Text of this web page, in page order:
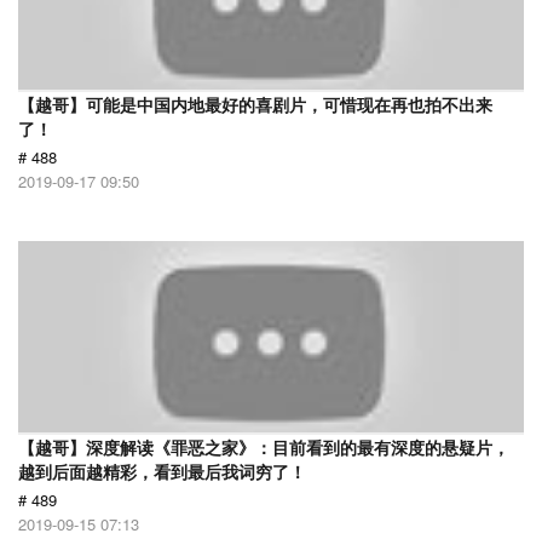
【越哥】可能是中国内地最好的喜剧片，可惜现在再也拍不出来
了！
# 488
2019-09-17 09:50
【越哥】深度解读《罪恶之家》：目前看到的最有深度的悬疑片，
越到后面越精彩，看到最后我词穷了！
# 489
2019-09-15 07:13